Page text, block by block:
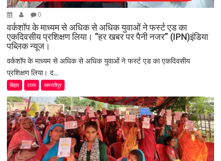
0
वर्कशॉप के माध्यम से अधिक से अधिक युवाओं ने फर्स्ट एड का
एकदिवसीय प्रशिक्षण लिया। “हर खबर पर पैनी नजर” (IPN)इंडिया
पब्लिक न्यूज।
वर्कशॉप के माध्यम से अधिक से अधिक युवाओं ने फर्स्ट एड का एकदिवसीय
प्रशिक्षण लिया। द...
बिहार राज्य समस्तीपुर